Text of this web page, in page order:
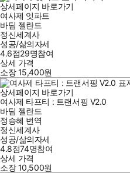
상세페이지 바로가기
여사제 잇파트
바딤 젤란드
정신세계사
성공/삶의자세
4.6점29명참여
상세 가격
소장15,400원
상세페이지 바로가기
여사제 타프티 : 트랜서핑 V2.0
바딤 젤란드
정승혜 번역
정신세계사
성공/삶의자세
4.8점74명참여
상세 가격
소장10,500원